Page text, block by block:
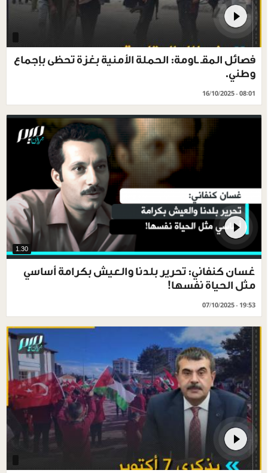
فصائل المقـ ـاومة: الحملة الأمنية بغزة تحظى بإجماع
وطني.
16/10/2025 - 08:01
1.30
غسان كنفاني: تحرير بلدنا والعيش بكرامة أساسي
مثل الحياة نفسها!
07/10/2025 - 19:53